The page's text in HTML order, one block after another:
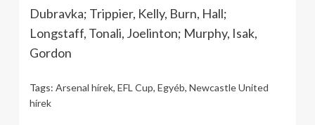
Dubravka; Trippier, Kelly, Burn, Hall;
Longstaff, Tonali, Joelinton; Murphy, Isak,
Gordon
Tags: Arsenal hírek, EFL Cup, Egyéb, Newcastle United
hírek